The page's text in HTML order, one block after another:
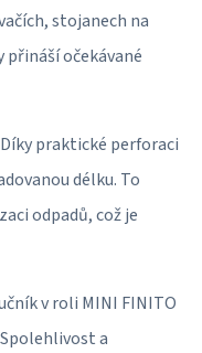
stojanech na
přináší očekávané
praktické perforaci
délku. To
odpadů, což je
v roli MINI FINITO
a